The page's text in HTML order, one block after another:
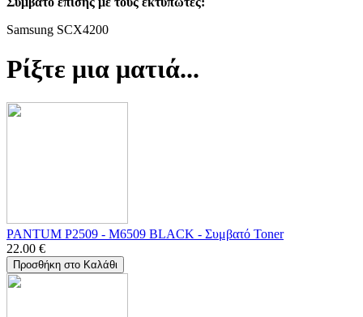
Samsung SCX4200
Ρίξτε μια ματιά...
PANTUM P2509 - M6509 BLACK - Συμβατό Toner
22.00 €
Προσθήκη στο Καλάθι